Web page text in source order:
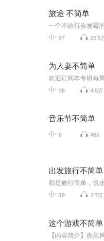
旅途 不简单
67 25.5
为人妻不简单
38 4.8万
音乐节不简单
6 486
出发旅行不简单
19 2.7万
这个游戏不简单